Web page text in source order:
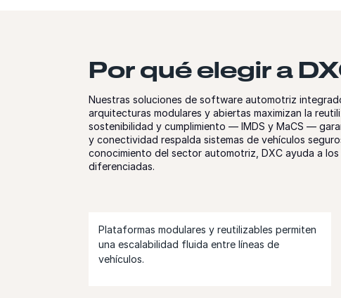
Por qué elegir a
Nuestras soluciones de software automotriz
arquitecturas modulares y abiertas maximizan la
sostenibilidad y cumplimiento — IMDS y MaCS —
y conectividad respalda sistemas de vehículos
conocimiento del sector automotriz, DXC ayuda a
diferenciadas.
Plataformas modulares y reutilizables permiten
una escalabilidad fluida entre líneas de
vehículos.